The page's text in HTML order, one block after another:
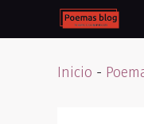
Inicio -